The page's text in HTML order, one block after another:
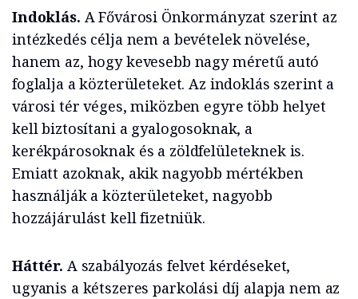
Indoklás. A Fővárosi Önkormányzat szerint az
intézkedés célja nem a bevételek növelése,
hanem az, hogy kevesebb nagy méretű autó
foglalja a közterületeket. Az indoklás szerint a
városi tér véges, miközben egyre több helyet
kell biztosítani a gyalogosoknak, a
kerékpárosoknak és a zöldfelületeknek is.
Emiatt azoknak, akik nagyobb mértékben
használják a közterületeket, nagyobb
hozzájárulást kell fizetniük.
Háttér. A szabályozás felvet kérdéseket,
ugyanis a kétszeres parkolási díj alapja nem az